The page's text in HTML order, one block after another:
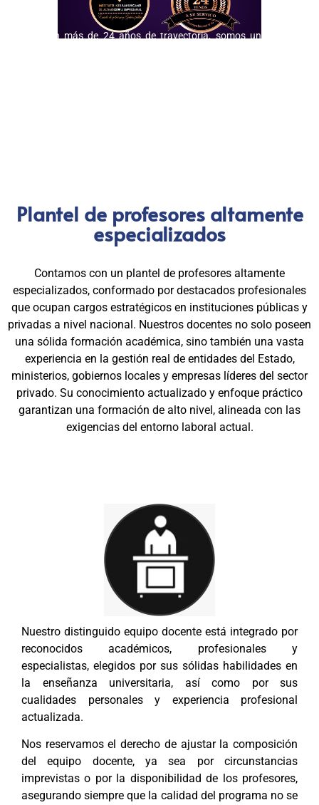
Con más de 24 años de trayectoria, somos un referente
Plantel de profesores altamente
especializados
Contamos con un plantel de profesores altamente
especializados, conformado por destacados profesionales
que ocupan cargos estratégicos en instituciones públicas y
privadas a nivel nacional. Nuestros docentes no solo poseen
una sólida formación académica, sino también una vasta
experiencia en la gestión real de entidades del Estado,
ministerios, gobiernos locales y empresas líderes del sector
privado. Su conocimiento actualizado y enfoque práctico
garantizan una formación de alto nivel, alineada con las
exigencias del entorno laboral actual.
Nuestro distinguido equipo docente está integrado por
reconocidos académicos, profesionales y
especialistas, elegidos por sus sólidas habilidades en
la enseñanza universitaria, así como por sus
cualidades personales y experiencia profesional
actualizada.
Nos reservamos el derecho de ajustar la composición
del equipo docente, ya sea por circunstancias
imprevistas o por la disponibilidad de los profesores,
asegurando siempre que la calidad del programa no se